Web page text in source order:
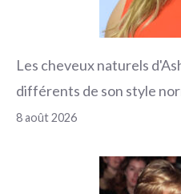
Les cheveux naturels
différents de son style
8 août 2026